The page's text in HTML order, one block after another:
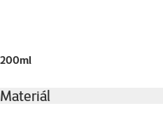
200ml
Materiál